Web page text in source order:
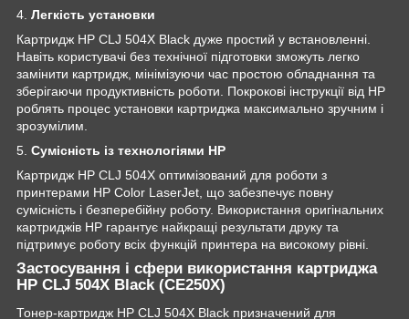
4. Легкість установки
Картридж HP CLJ 504X Black дуже простий у встановленні.
Навіть користувачі без технічної підготовки зможуть легко
замінити картридж, мінімізуючи час простою обладнання та
зберігаючи продуктивність роботи. Покрокові інструкції від HP
роблять процес установки картриджа максимально зручним і
зрозумілим.
5. Сумісність із технологіями HP
Картридж HP CLJ 504X оптимізований для роботи з
принтерами HP Color LaserJet, що забезпечує повну
сумісність і безперебійну роботу. Використання оригінальних
картриджів HP гарантує найкращі результати друку та
підтримує роботу всіх функцій принтера на високому рівні.
Застосування і сфери використання картриджа
HP CLJ 504X Black (CE250X)
Тонер-картридж HP CLJ 504X Black призначений для